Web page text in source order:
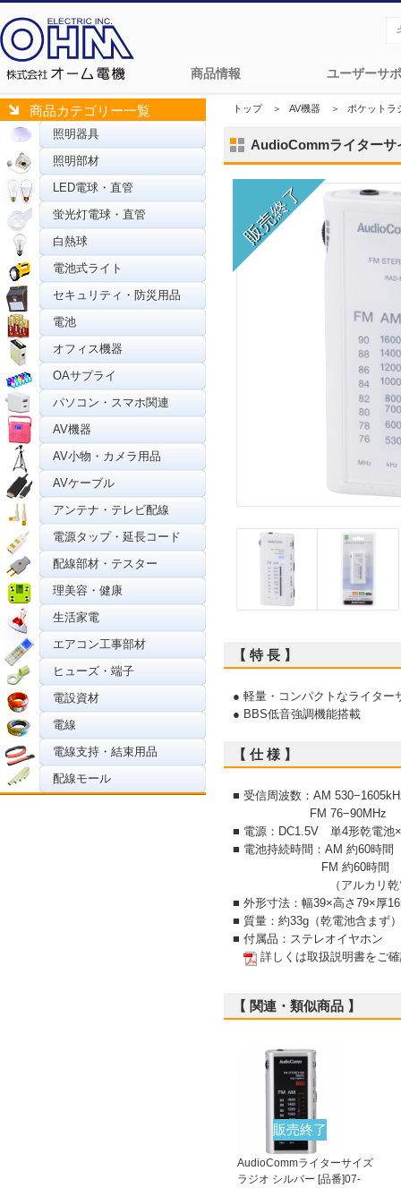
商品情報 ユーザーサ
商品カテゴリー一覧
照明器具
照明部材
LED電球・直管
蛍光灯電球・直管
白熱球
電池式ライト
セキュリティ・防災用品
電池
オフィス機器
OAサプライ
パソコン・スマホ関連
AV機器
AV小物・カメラ用品
AVケーブル
アンテナ・テレビ配線
電源タップ・延長コード
配線部材・テスター
理美容・健康
生活家電
エアコン工事部材
ヒューズ・端子
電設資材
電線
電線支持・結束用品
配線モール
トップ＞ AV機器 ＞ ポケットラ
AudioCommライターサ
【 特 長 】
● 軽量・コンパクトなライター
● BBS低音強調機能搭載
【 仕 様 】
■ 受信周波数：AM
FM 76−90MHz
■ 電源：DC1.5V 単4形乾電池
■ 電池持続時間：AM 約60時間
FM 約60時間
（アルカリ乾電池使
■ 外形寸法：幅39×高さ79×厚
■ 質量：約33g（乾電池含まず）
■ 付属品：ステレオイヤホン
詳しくは取扱説明書をご
【 関連・類似商品 】
販売終了
AudioCommライターサイズ
ラジオ シルバー [品番]07-